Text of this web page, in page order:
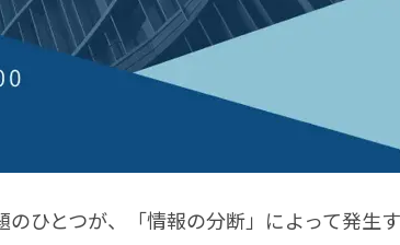
ひとつが、「情報の分断」によって発生